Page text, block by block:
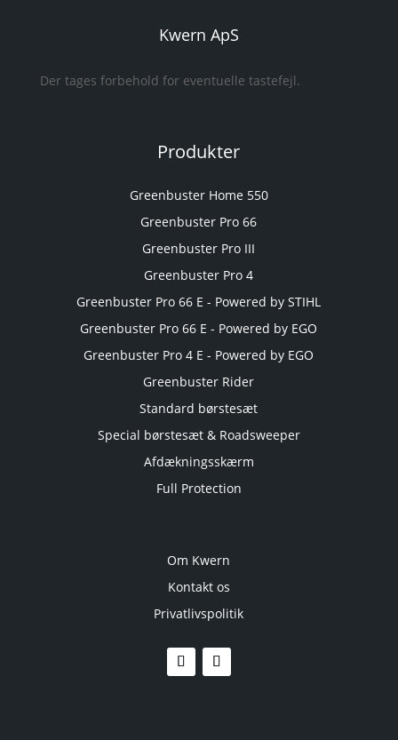
Kwern ApS
Der tages forbehold for eventuelle tastefejl.
Produkter
Greenbuster Home 550
Greenbuster Pro 66
Greenbuster Pro III
Greenbuster Pro 4
Greenbuster Pro 66 E - Powered by STIHL
Greenbuster Pro 66 E - Powered by EGO
Greenbuster Pro 4 E - Powered by EGO
Greenbuster Rider
Standard børstesæt
Special børstesæt & Roadsweeper
Afdækningsskærm
Full Protection
Om Kwern
Kontakt os
Privatlivspolitik